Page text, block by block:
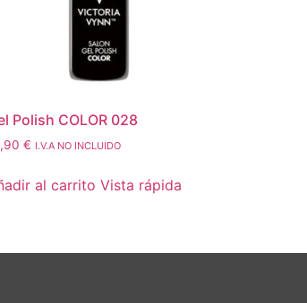
Polish COLOR 028
€ I.V.A NO INCLUIDO
al carrito Vista rápida